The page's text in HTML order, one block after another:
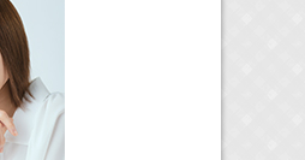
ャツが乾くまで